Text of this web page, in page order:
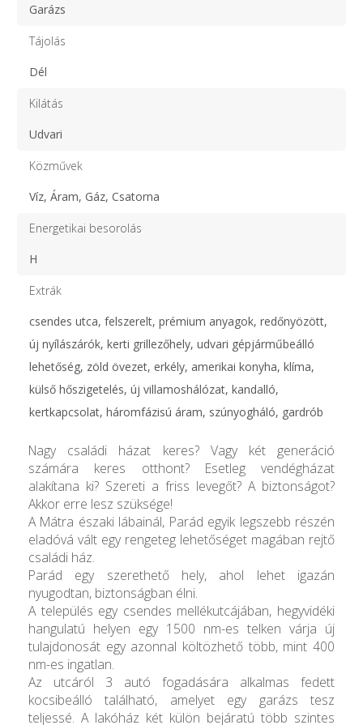
Garázs
Tájolás
Dél
Kilátás
Udvari
Közművek
Víz, Áram, Gáz, Csatorna
Energetikai besorolás
H
Extrák
csendes utca, felszerelt, prémium anyagok, redőnyözött,
új nyílászárók, kerti grillezőhely, udvari gépjárműbeálló
lehetőség, zöld övezet, erkély, amerikai konyha, klíma,
külső hőszigetelés, új villamoshálózat, kandalló,
kertkapcsolat, háromfázisú áram, szúnyogháló, gardrób
Nagy családi házat keres? Vagy két generáció
számára keres otthont? Esetleg vendégházat
alakítana ki? Szereti a friss levegőt? A biztonságot?
Akkor erre lesz szüksége!
A Mátra északi lábainál, Parád egyik legszebb részén
eladóvá vált egy rengeteg lehetőséget magában rejtő
családi ház.
Parád egy szerethető hely, ahol lehet igazán
nyugodtan, biztonságban élni.
A település egy csendes mellékutcájában, hegyvidéki
hangulatú helyen egy 1500 nm-es telken várja új
tulajdonosát egy azonnal költözhető több, mint 400
nm-es ingatlan.
Az utcáról 3 autó fogadására alkalmas fedett
kocsibeálló található, amelyet egy garázs tesz
teljessé. A lakóház két külön bejáratú több szintes